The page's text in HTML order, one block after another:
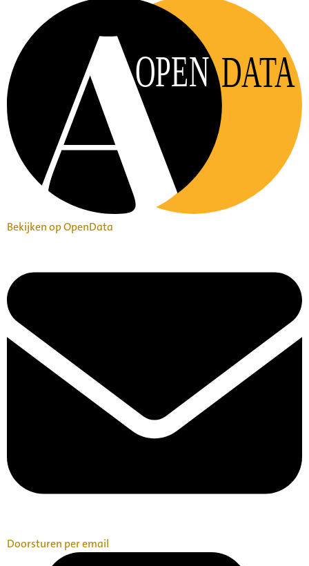
OPEN DATA
Bekijken op OpenData
Doorsturen per email